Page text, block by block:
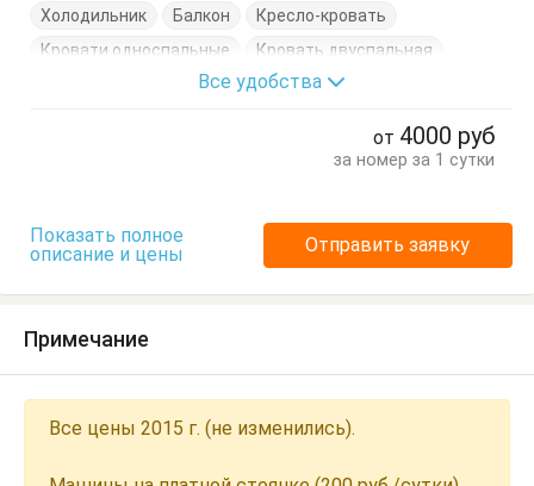
Холодильник
Балкон
Кресло-кровать
Кровати односпальные
Кровать двуспальная
Стулья Тумбочки
Все удобства
от 4000 руб
за номер за 1 сутки
Показать полное
описание и цены
Отправить заявку
Примечание
Все цены 2015 г. (не изменились).